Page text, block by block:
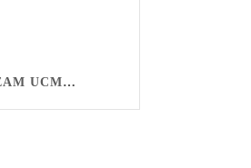
GRANDSTREAM UCM6204